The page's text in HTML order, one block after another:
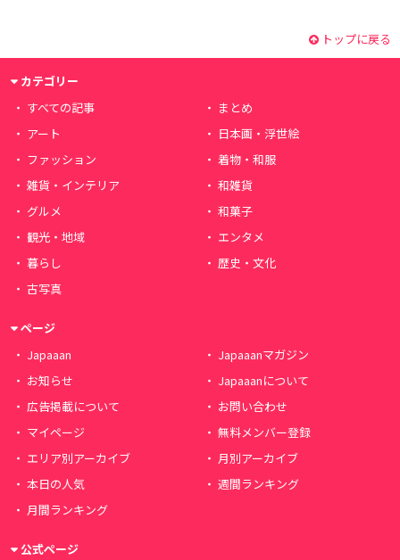
トップに戻る
カテゴリー
すべての記事
まとめ
アート
日本画・浮世絵
ファッション
着物・和服
雑貨・インテリア
和雑貨
グルメ
和菓子
観光・地域
エンタメ
暮らし
歴史・文化
古写真
ページ
Japaaan
Japaaanマガジン
お知らせ
Japaaanについて
広告掲載について
お問い合わせ
マイページ
無料メンバー登録
エリア別アーカイブ
月別アーカイブ
本日の人気
週間ランキング
月間ランキング
公式ページ